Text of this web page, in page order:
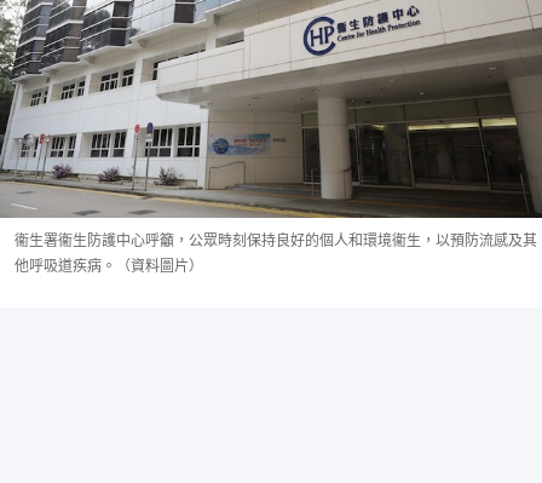
衞生署衞生防護中心呼籲，公眾時刻保持良好的個人和環境衞生，以預防流感及其
他呼吸道疾病。（資料圖片）